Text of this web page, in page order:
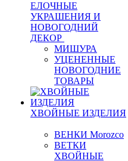
ЕЛОЧНЫЕ
УКРАШЕНИЯ И
НОВОГОДНИЙ
ДЕКОР
МИШУРА
УЦЕНЕННЫЕ
НОВОГОДНИЕ
ТОВАРЫ
ХВОЙНЫЕ ИЗДЕЛИЯ
ВЕНКИ Morozco
ВЕТКИ
ХВОЙНЫЕ